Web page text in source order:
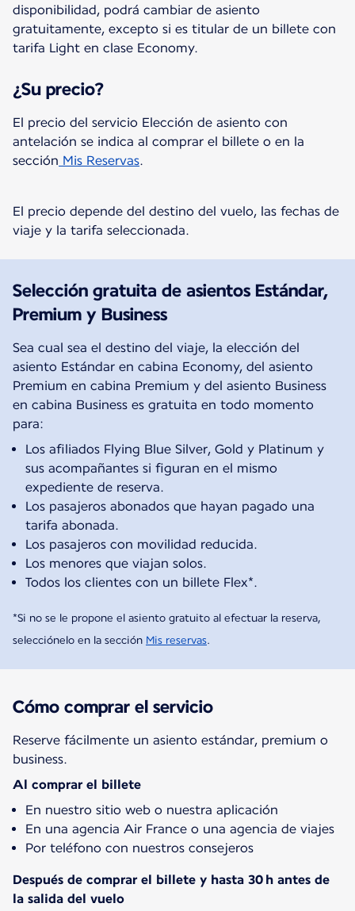
disponibilidad, podrá cambiar de asiento
gratuitamente, excepto si es titular de un billete con
tarifa Light en clase Economy.
¿Su precio?
El precio del servicio Elección de asiento con
antelación se indica al comprar el billete o en la
sección Mis Reservas.
El precio depende del destino del vuelo, las fechas de
viaje y la tarifa seleccionada.
Selección gratuita de asientos Estándar,
Premium y Business
Sea cual sea el destino del viaje, la elección del
asiento Estándar en cabina Economy, del asiento
Premium en cabina Premium y del asiento Business
en cabina Business es gratuita en todo momento
para:
Los afiliados Flying Blue Silver, Gold y Platinum y
sus acompañantes si figuran en el mismo
expediente de reserva.
Los pasajeros abonados que hayan pagado una
tarifa abonada.
Los pasajeros con movilidad reducida.
Los menores que viajan solos.
Todos los clientes con un billete Flex*.
*Si no se le propone el asiento gratuito al efectuar la reserva,
selecciónelo en la sección Mis reservas.
Cómo comprar el servicio
Reserve fácilmente un asiento estándar, premium o
business.
Al comprar el billete
En nuestro sitio web o nuestra aplicación
En una agencia Air France o una agencia de viajes
Por teléfono con nuestros consejeros
Después de comprar el billete y hasta 30 h antes de
la salida del vuelo